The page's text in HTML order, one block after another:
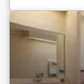
총액
(세금 포함)
더 읽
저녁
끼 식
춤입
(세금 포함)